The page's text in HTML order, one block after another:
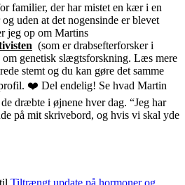
familier, der har mistet en kær i en
uden at det nogensinde er blevet
jeg op om Martins
(som er drabsefterforsker i
genetisk slægtsforskning. Læs mere
stemt og du kan gøre det samme
❤️ Del endelig! Se hvad Martin
dræbte i øjnene hver dag. “Jeg har
på mit skrivebord, og hvis vi skal yde